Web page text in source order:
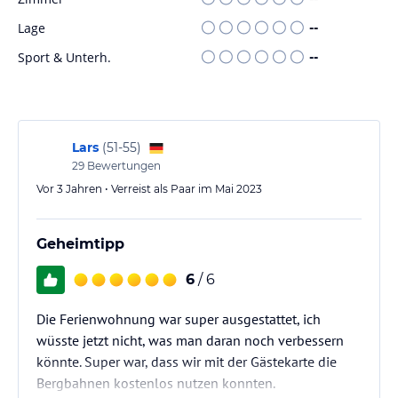
regionale Küche genießen.
Das Gästehaus Michelar's Hüs ist ein idealer Ausgangspunkt für
Unterkunft vorhanden, so dass Sie Ihre Ausrüstung sicher
aufbewahren können. Die Skipisten sind in unmittelbarer Nähe
und bieten eine Vielzahl von Abfahrten für alle
Schwierigkeitsgrade.
Hinweis: Verfasst von HolidayCheck mit Hilfe von KI. Alle
Angaben ohne Gewähr. Bitte lies vor der Buchung die
verbindlichen Angebotsdetails
Lage --
Sport & Unterh. --
Lars (51-55)
29 Bewertungen
Vor 3 Jahren • Verreist als Paar im Mai 2023
Geheimtipp
6 / 6
Die Ferienwohnung war super ausgestattet, ich
wüsste jetzt nicht, was man daran noch verbessern
könnte. Super war, dass wir mit der Gästekarte die
Bergbahnen kostenlos nutzen konnten.